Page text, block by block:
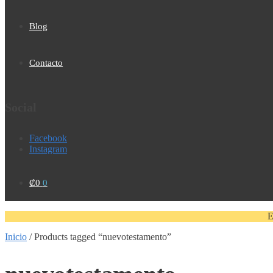
Blog
Contacto
Facebook
Instagram
₡0 0
Inicio /Products tagged “nuevotestamento”